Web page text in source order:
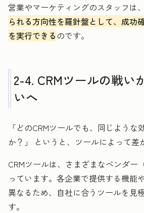
営業やマーケティングのスタッフは、
られる方向性を羅針盤として、成功
を実行できる のです。
2-4. CRMツールの戦い
いへ
「どのCRMツールでも、同じような
か？」 というと、ツールによって差
CRMツールは、さまざまなベンダー
っています。各企業で提供する機能
異なるため、自社に合うツールを見
す。